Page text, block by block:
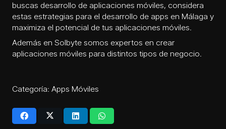
buscas desarrollo de aplicaciones móviles, considera
estas estrategias para el desarrollo de apps en Málaga y
maximiza el potencial de tus aplicaciones móviles.
Además en Solbyte somos expertos en crear
aplicaciones móviles para distintos tipos de negocio.
Categoría: Apps Móviles